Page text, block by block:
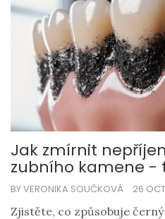
Jak zmírnit
zubního kamene -
BY VERONIKA SOUČKOVÁ 26
Zjistěte, co způsobuje